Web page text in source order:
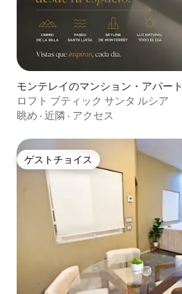
モンテレイのマンション・アパート
ロフト ブティック サンタ ルシア
眺め · 近隣 · アクセス
ゲストチョイス
ゲストチョイス